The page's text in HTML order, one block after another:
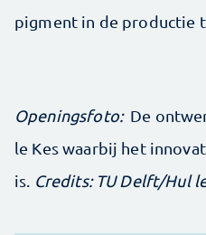
pigment in de productie
Openingsfoto: De
le Kes waarbij het
is. Credits: TU Delft/Hul